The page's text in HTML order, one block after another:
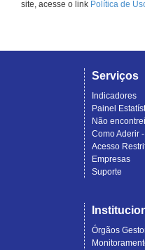
site, acesse o link Política de
Serviços
Indicadores
Painel
Não
Como Aderir
Acesso
Empresas
Suporte
Órgãos